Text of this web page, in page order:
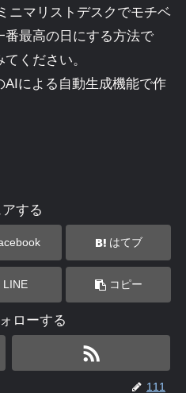
ニマリストデスクでモチベ
番最高の日にする方法で
ください。
AIによる自動生成機能で作
する
はてブ
LINE コピー
ローする
111